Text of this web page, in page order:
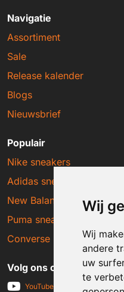
Wij
Wij
andere
uw
te
Navigatie
Assortiment
Sale
Release kalender
Blogs
Nieuwsbrief
Populair
Nike sneakers
Adidas sneakers
New Balance sneakers
Puma sneakers
Converse sneakers
Volg ons op social media
YouTube